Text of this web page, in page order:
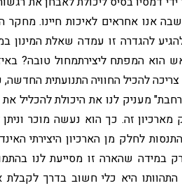
אנו אחראים לאיכות חיינו. מחקר
להגדרה זו עמדה שאלת המינון
הוא המפתח ליצירתמחול טובה?
להכיל החוויה התנועתית החדשה,
מעניק לנו את היכולת להכליל
מארכיון זה. כך הוא נעשה מוכר
לחלק מן הארכיון היצירתי
במידה שהארה זו מסייעת לנו
היא כלי חשוב בדרך לקבלת